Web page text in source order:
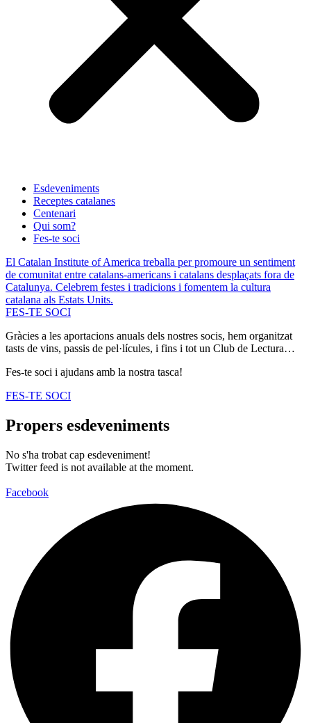
Esdeveniments
Receptes catalanes
Centenari
Qui som?
Fes-te soci
El Catalan Institute of America treballa per promoure un sentiment
de comunitat entre catalans-americans i catalans desplaçats fora de
Catalunya. Celebrem festes i tradicions i fomentem la cultura
catalana als Estats Units.
FES-TE SOCI
Gràcies a les aportacions anuals dels nostres socis, hem organitzat
tasts de vins, passis de pel·lícules, i fins i tot un Club de Lectura…
Fes-te soci i ajudans amb la nostra tasca!
FES-TE SOCI
Propers esdeveniments
No s'ha trobat cap esdeveniment!
Twitter feed is not available at the moment.
Facebook